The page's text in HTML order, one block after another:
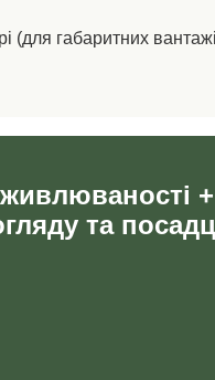
(для габаритних
+
та